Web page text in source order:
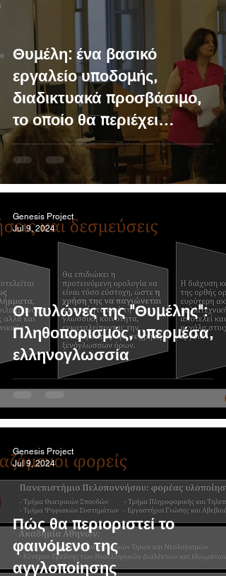
Θυμέλη: ένα βασικό
εργαλείο υποδομής,
διαδικτυακά προσβάσιμο,
το οποίο θα περιέχει
περισσότερα από 600
λήμματα
Οι πυλώνες της "Θυμέλης":
Πληθοπορισμός, υπερμέσα,
ελληνογλωσσία
Genesis Project
Jul 9, 2024
Πώς θα περιοριστεί το
φαινόμενο της
αγγλοποίησης
Genesis Project
Jul 9, 2024